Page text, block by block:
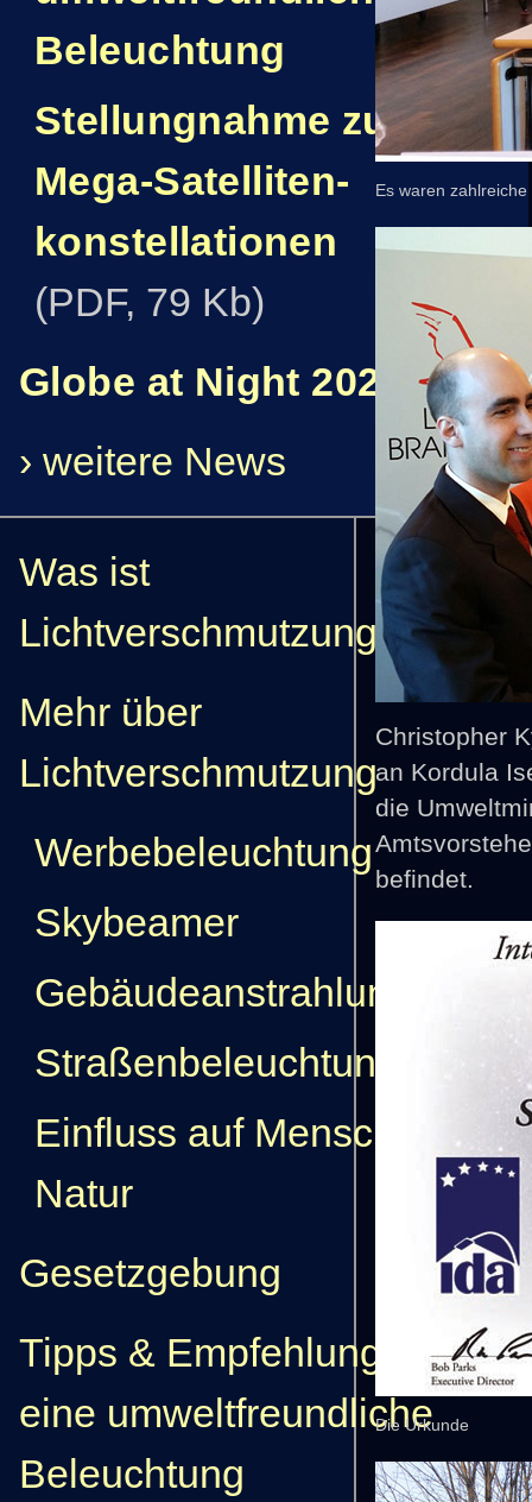
Beleuchtung
Stellungnahme zu
Mega-Satelliten­
konstellationen
(PDF, 79 Kb)
Globe at Night 2022
› weitere News
Was ist
Lichtverschmutzung?
Mehr über
Lichtverschmutzung
Werbebeleuchtung
Skybeamer
Gebäudeanstrahlung
Straßenbeleuchtung
Einfluss auf Mensch und
Natur
Gesetzgebung
Tipps & Empfehlungen für
eine umweltfreundliche
Beleuchtung
Es waren
Christopher
an Kordula
die
befindet.
Die Urkunde